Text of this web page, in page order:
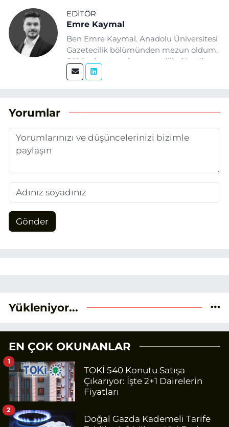
EDITÖR
Emre Kaymal
Ben Emre Kaymal. Anadolu Üniversitesi
Gazetecilik bölümünden mezun oldum.
Eğitim hayatım boyunca dijital içerik
üretimi ve arama motoru
temel alıyorum.
Yorumlar
Gönder
Yükleniyor...
EN ÇOK OKUNANLAR
TOKİ 540 Konutu Satışa
Çıkarıyor: İşte 2+1 Dairelerin
Fiyatları
1
Doğal Gazda Kademeli Tarife
2